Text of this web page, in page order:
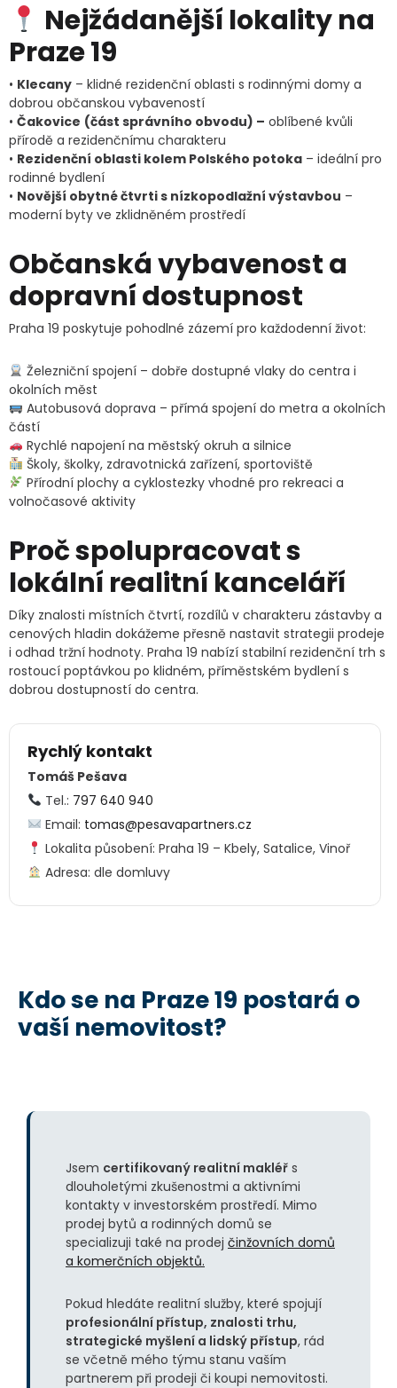
Nejžádanější lokality na
Praze 19
• Klecany – klidné rezidenční oblasti s rodinnými domy a
dobrou občanskou vybaveností
• Čakovice (část správního obvodu) – oblíbené kvůli
přírodě a rezidenčnímu charakteru
• Rezidenční oblasti kolem Polského potoka – ideální pro
rodinné bydlení
• Novější obytné čtvrti s nízkopodlažní výstavbou –
moderní byty ve zklidněném prostředí
Občanská vybavenost a
dopravní dostupnost
Praha 19 poskytuje pohodlné zázemí pro každodenní život:
Železniční spojení – dobře dostupné vlaky do centra i
okolních měst
Autobusová doprava – přímá spojení do metra a okolních
částí
Rychlé napojení na městský okruh a silnice
Školy, školky, zdravotnická zařízení, sportoviště
Přírodní plochy a cyklostezky vhodné pro rekreaci a
volnočasové aktivity
Proč spolupracovat s
lokální realitní kanceláří
Díky znalosti místních čtvrtí, rozdílů v charakteru zástavby a
cenových hladin dokážeme přesně nastavit strategii prodeje
i odhad tržní hodnoty. Praha 19 nabízí stabilní rezidenční trh s
rostoucí poptávkou po klidném, příměstském bydlení s
dobrou dostupností do centra.
Rychlý kontakt
Tomáš Pešava
Tel.: 797 640 940
Email: tomas@pesavapartners.cz
Lokalita působení: Praha 19 – Kbely, Satalice, Vinoř
Adresa: dle domluvy
Kdose na Praze19 postará o
vaší nemovitost?
Jsem certifikovaný realitní makléř s
dlouholetými zkušenostmi a aktivními
kontakty v investorském prostředí. Mimo
prodej bytů a rodinných domů se
specializuji také na prodej činžovních domů
a komerčních objektů.
Pokud hledáte realitní služby, které spojují
profesionální přístup, znalosti trhu,
strategické myšlení a lidský přístup, rád
se včetně mého týmu stanu vaším
partnerem při prodeji či koupi nemovitosti.